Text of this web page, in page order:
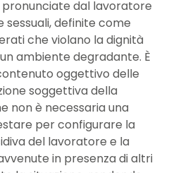
dal lavoratore
definite come
che violano la dignità
ambiente degradante. È
oggettivo delle
soggettiva della
non è necessaria una
per configurare la
del lavoratore e la
in presenza di altri